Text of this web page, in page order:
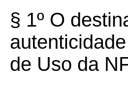
§ 1º O
de Uso da